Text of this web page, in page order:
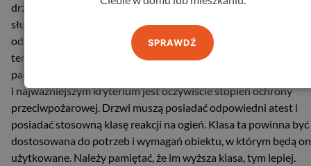
drzwi przeciwpożarowe mają zupełnie inne wymagania niż te,
służą tylko do celów estetycznych. Przede wszystkim muszą
odporne na ogień i dym, a także posiadać odpowiednią izolację
termiczną. Warto więc zwrócić uwagę na kilka istotnych
parametrów podczas wyboru drzwi przeciwpożarowych.
i najważniejszym kryterium jest oczywiście stopień ochrony
przeciwpożarowej. Drzwi muszą posiadać odpowiedni atest i
posiadać stosowną klasę reakcji na ogień. Klasa ta powinna być
dostosowana do potrzeb i wymagań obiektu, w którym będą
użytkowane. Należy pamiętać, że im wyższa klasa, tym lepiej.
SPRAWDŹ